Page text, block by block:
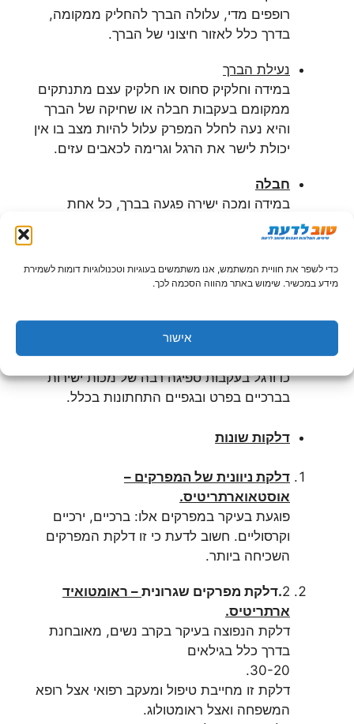
כדי לשפר את חוויית המשתמש, אנו משתמשים בעוגיות וטכנולוגיות דומות לשמירת
מידע במכשיר. שימוש באתר מהווה הסכמה לכך.
אישור
רופפים מדי, עלולה הברך להחליק ממקומה,
בדרך כלל לאזור חיצוני של הברך.
נעילת הברך
במידה וחלקיק סחוס או חלקיק עצם מתנתקים
ממקומם בעקבות חבלה או שחיקה של הברך
והיא נעה לחלל המפרק עלול להיות מצב בו אין
יכולת לישר את הרגל וגרימה לכאבים עזים.
חבלה
במידה ומכה ישירה פגעה בברך, כל אחת
מרקמותיה יכולה להיפגע.
שתיים מהפגיעות היותר נפוצות בעקבות חבלה:
קרע ברצועה הצולבת הקדמית. פגיעה מאוד
וכדורסלנים שעושים תנועות פתאומיות ומהירות.
קרע במיניסקוס. פגיעה שכיחה מאוד אצל שחקני
כדורגל בעקבות ספיגה רבה של מכות ישירות
בברכיים בפרט ובגפיים התחתונות בכלל.
דלקות שונות
דלקת ניוונית של המפרקים –
אוסטאוארתריטיס.
פוגעת בעיקר במפרקים אלו: ברכיים, ירכיים
וקרסוליים. חשוב לדעת כי זו דלקת המפרקים
השכיחה ביותר.
2
.דלקת מפרקים שגרונית – ראומטואיד
ארתריטיס.
דלקת הנפוצה בעיקר בקרב נשים, מאובחנת
בדרך כלל בגילאים
30-20.
דלקת זו מחייבת טיפול ומעקב רפואי אצל רופא
המשפחה ואצל ראומטולוג.